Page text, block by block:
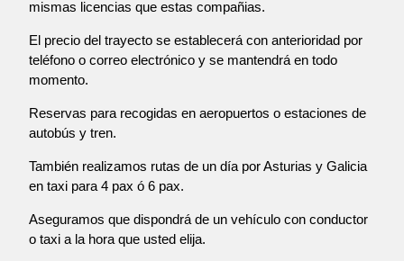
mismas licencias que estas compañias.
El precio del trayecto se establecerá con anterioridad por
teléfono o correo electrónico y se mantendrá en todo
momento.
Reservas para recogidas en aeropuertos o estaciones de
autobús y tren.
También realizamos rutas de un día por Asturias y Galicia
en taxi para 4 pax ó 6 pax.
Aseguramos que dispondrá de un vehículo con conductor
o taxi a la hora que usted elija.